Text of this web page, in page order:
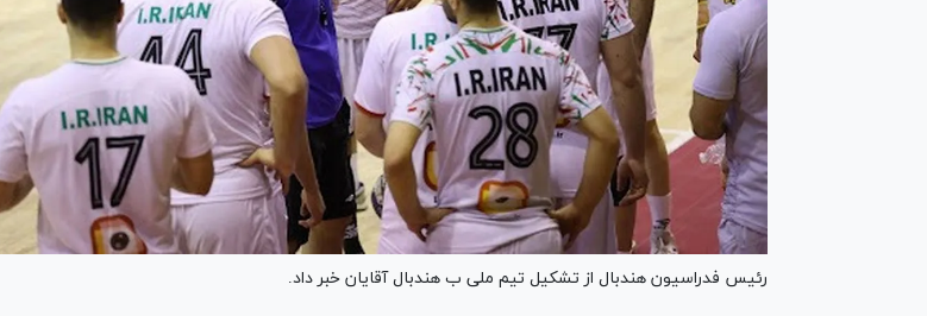
رئیس فدراسیون هندبال از تشکیل تیم ملی ب هندبال آقایان خبر داد.